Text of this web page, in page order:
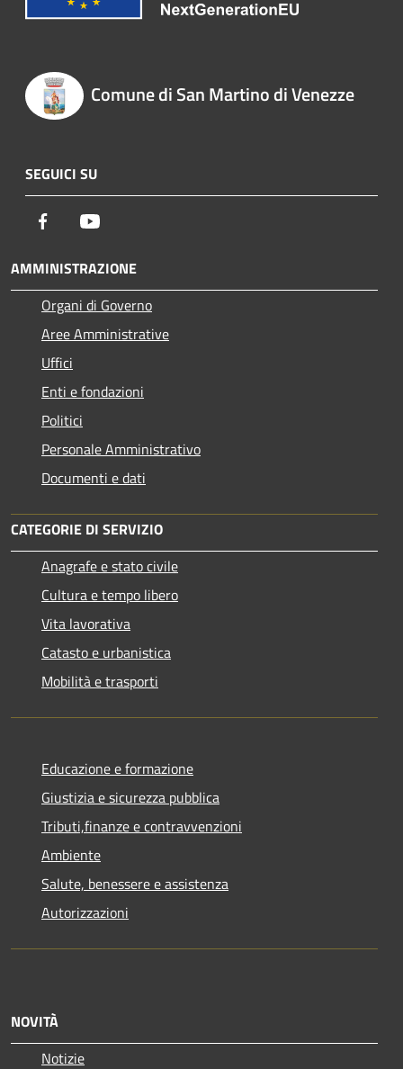
Comune di San Martino di Venezze
SEGUICI SU
Facebook
AMMINISTRAZIONE
Organi di Governo
Aree Amministrative
Uffici
Enti e fondazioni
Politici
Personale Amministrativo
Documenti e dati
CATEGORIE DI SERVIZIO
Anagrafe e stato civile
Cultura e tempo libero
Vita lavorativa
Catasto e urbanistica
Mobilità e trasporti
Educazione e formazione
Giustizia e sicurezza pubblica
Tributi,finanze e contravvenzioni
Ambiente
Salute, benessere e assistenza
Autorizzazioni
NOVITÀ
Notizie